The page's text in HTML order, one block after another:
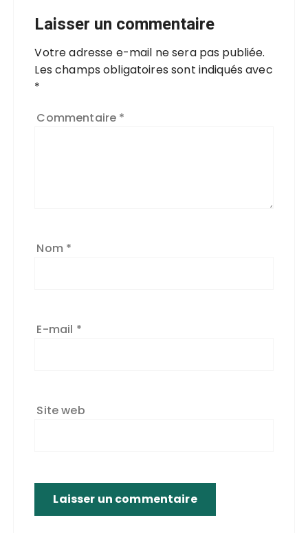
Laisser un commentaire
Votre adresse e-mail ne sera pas publiée.
Les champs obligatoires sont indiqués avec
*
Commentaire *
Nom *
E-mail *
Site web